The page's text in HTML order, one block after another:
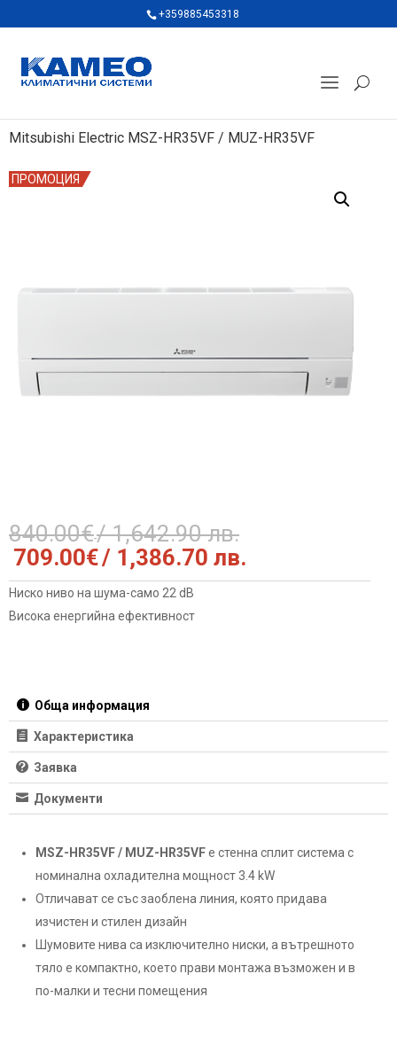
+359885453318
Mitsubishi Electric MSZ-HR35VF / MUZ-HR35VF
ПРОМОЦИЯ
840.00€/ 1,642.90 лв.
Original
price
was:
840.00€
709.00€/ 1,386.70 лв.
цена
Ниско ниво на шума-само 22 dB
Висока енергийна ефективност
Обща информация
Характеристика
Заявка
Документи
MSZ-HR35VF / MUZ-HR35VFе стенна сплит система с
номинална охладителна мощност 3.4 kW
Отличават се със заоблена линия, която придава
изчистен и стилен дизайн
Шумовите нива са изключително ниски, а вътрешното
тяло е компактно, което прави монтажа възможен и в
по-малки и тесни помещения